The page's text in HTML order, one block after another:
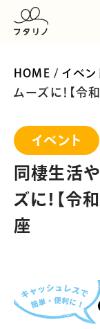
HOME /イベン
ムーズに！【令
イベント
同棲生活
ズに！【令
座